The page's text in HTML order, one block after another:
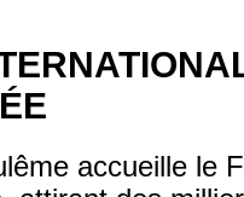
accueille le